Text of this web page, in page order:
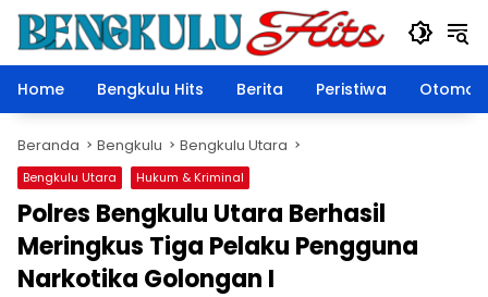
Langsung
konten
Home
Bengkulu Hits Berita Peristiwa
Beranda Bengkulu Bengkulu Utara
Bengkulu Utara Hukum & Kriminal
Polres Bengkulu Utara Berhasil
Meringkus Tiga Pelaku Pengguna
Narkotika Golongan I